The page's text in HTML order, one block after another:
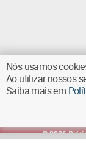
©2026
Nós usamos
Ao utilizar nossos
Saiba mais em